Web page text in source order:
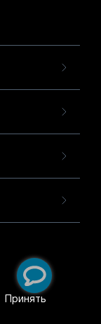
Принять